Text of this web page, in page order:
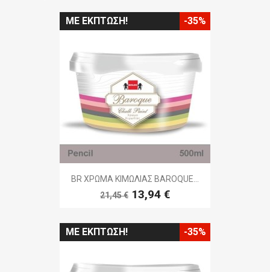
BR ΧΡΩΜΑ ΚΙΜΩΛΙΑΣ BAROQUE...
21,45 € 13,94 €
ΜΕ ΈΚΠΤΩΣΗ! -35%
ΜΕ ΈΚΠΤΩΣΗ! -35%